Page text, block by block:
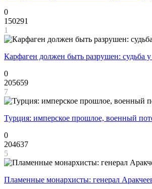
0
150291
1
Карфаген должен быть разрушен: судьба у
0
205659
7
Турция: имперское прошлое, военный
0
204637
5
Пламенные монархисты: генерал